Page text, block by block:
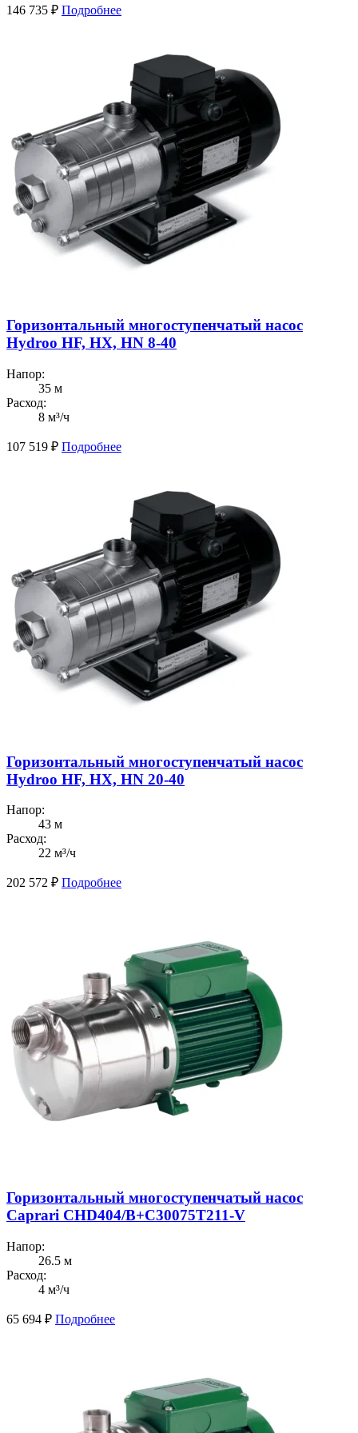
146 735 ₽ Подробнее
Горизонтальный многоступенчатый насос
Hydroo HF, HX, HN 8-40
Напор:
35 м
Расход:
8 м³/ч
107 519 ₽ Подробнее
Горизонтальный многоступенчатый насос
Hydroo HF, HX, HN 20-40
Напор:
43 м
Расход:
22 м³/ч
202 572 ₽ Подробнее
Горизонтальный многоступенчатый насос
Caprari CHD404/В+C30075T211-V
Напор:
26.5 м
Расход:
4 м³/ч
65 694 ₽ Подробнее